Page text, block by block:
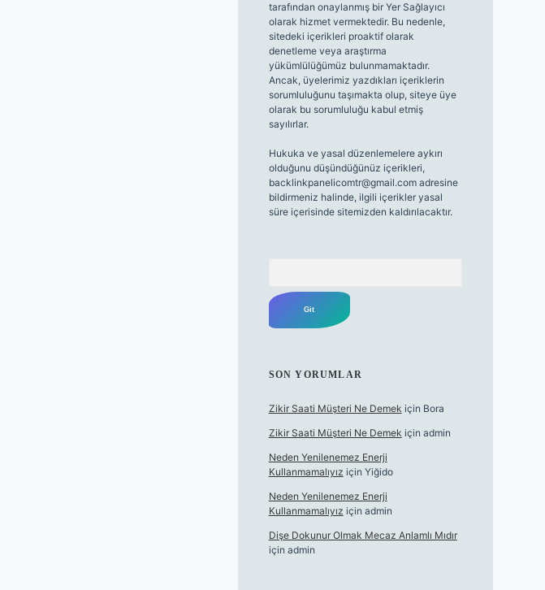
tarafından onaylanmış bir Yer Sağlayıcı
olarak hizmet vermektedir. Bu nedenle,
sitedeki içerikleri proaktif olarak
denetleme veya araştırma
yükümlülüğümüz bulunmamaktadır.
Ancak, üyelerimiz yazdıkları içeriklerin
sorumluluğunu taşımakta olup, siteye üye
olarak bu sorumluluğu kabul etmiş
sayılırlar.
Hukuka ve yasal düzenlemelere aykırı
olduğunu düşündüğünüz içerikleri,
backlinkpanelicomtr@gmail.comadresine
bildirmeniz halinde, ilgili içerikler yasal
süre içerisinde sitemizden kaldırılacaktır.
SON YORUMLAR
Zikir Saati Müşteri Ne Demek için Bora
Zikir Saati Müşteri Ne Demek için admin
Neden Yenilenemez Enerji
Kullanmamalıyız için Yiğido
Neden Yenilenemez Enerji
Kullanmamalıyız için admin
Dişe Dokunur Olmak Mecaz Anlamlı Mıdır
için admin